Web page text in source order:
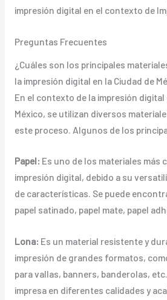
impresión digital en el contexto de
Preguntas Frecuentes
¿Cuáles son los principales
la impresión digital en la Ciudad de
En el contexto de la impresión digital
México, se utilizan diversos
este proceso. Algunos de los
Papel: Es uno de los materiales más
impresión digital, debido a su
de características. Se puede
papel satinado, papel mate, papel
Lona: Es un material resistente y
impresión de grandes formatos,
para vallas, banners, banderolas,
impresa en diferentes calidades y